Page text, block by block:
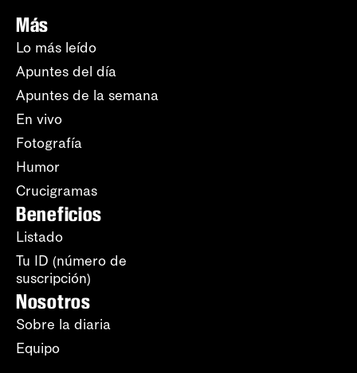
Más
Lo más leído
Apuntes del día
Apuntes de la semana
En vivo
Fotografía
Humor
Crucigramas
Beneficios
Listado
Tu ID (número de
suscripción)
Nosotros
Sobre la diaria
Equipo